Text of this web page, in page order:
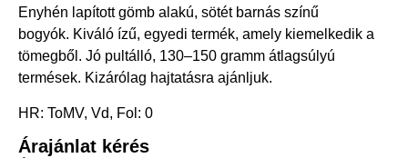
Enyhén lapított gömb alakú, sötét barnás színű
bogyók. Kiváló ízű, egyedi termék, amely kiemelkedik a
tömegből. Jó pultálló, 130–150 gramm átlagsúlyú
termések. Kizárólag hajtatásra ajánljuk.
HR: ToMV, Vd, Fol: 0
Árajánlat kérés